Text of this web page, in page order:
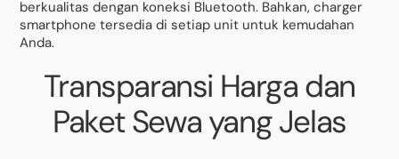
berkualitas dengan koneksi Bluetooth. Bahkan, charger
smartphone tersedia di setiap unit untuk kemudahan
Anda.
Transparansi Harga dan
Paket Sewa yang Jelas